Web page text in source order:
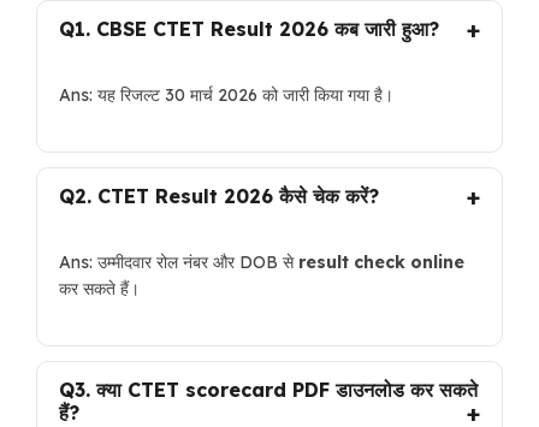
Q1. CBSE CTET Result 2026 कब जारी हुआ?
Ans: यह रिजल्ट 30 मार्च 2026 को जारी किया गया है।
Q2. CTET Result 2026 कैसे चेक करें?
Ans: उम्मीदवार रोल नंबर और DOB से result check online
कर सकते हैं।
Q3. क्या CTET scorecard PDF डाउनलोड कर सकते
हैं?